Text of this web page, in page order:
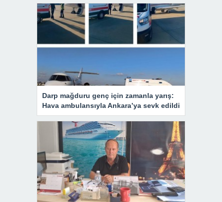
Darp mağduru genç için zamanla yarış:
Hava ambulansıyla Ankara’ya sevk edildi